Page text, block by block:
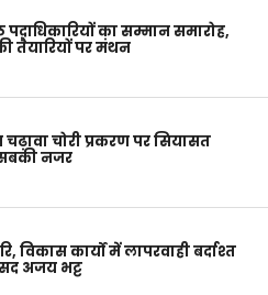
पदाधिकारियों का सम्मान समारोह,
तैयारियों पर मंथन
चढ़ावा चोरी प्रकरण पर सियासत
नजर
विकास कार्यों में लापरवाही बर्दाश्त
अजय भट्ट